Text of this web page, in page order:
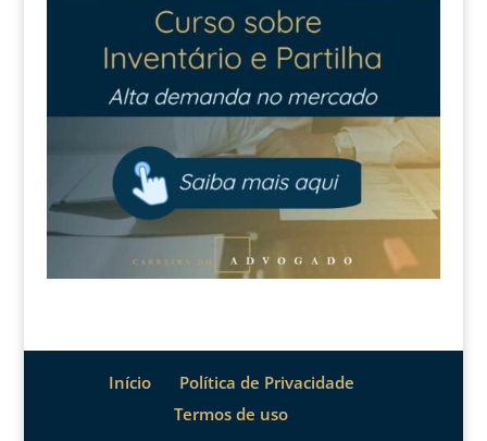
Início
Política de Privacidade
Termos de uso